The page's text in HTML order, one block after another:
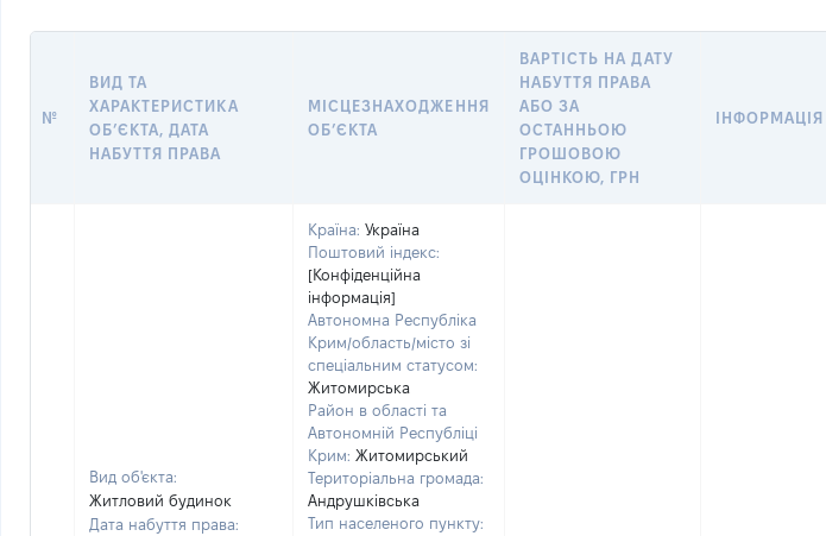
№
ВИД ТА
ХАРАКТЕРИСТИКА
ОБʼЄКТА, ДАТА
НАБУТТЯ ПРАВА
МІСЦЕЗНАХОДЖЕННЯ
ОБʼЄКТА
ВАРТІСТЬ НА ДАТУ
НАБУТТЯ ПРАВА
АБО ЗА
ОСТАННЬОЮ
ГРОШОВОЮ
ОЦІНКОЮ, ГРН
Вид об'єкта:
Житловий будинок
Дата набуття права:
Країна: Україна
Поштовий індекс:
[Конфіденційна
інформація]
Автономна Республіка
Крим/область/місто зі
спеціальним статусом:
Житомирська
Район в області та
Автономній Республіці
Крим: Житомирський
Територіальна громада:
Андрушківська
Тип населеного пункту: